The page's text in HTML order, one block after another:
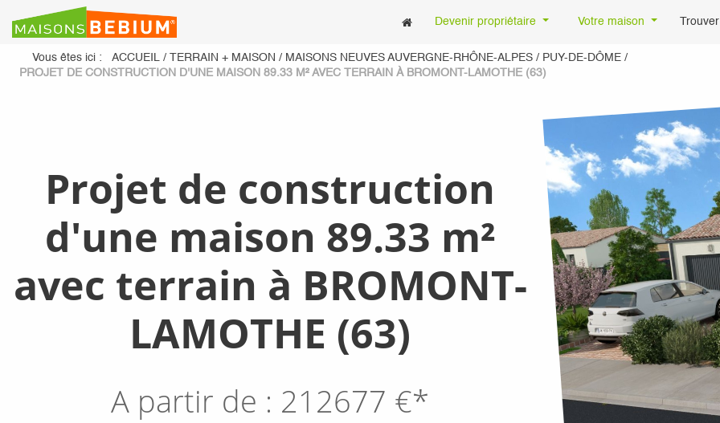
Devenir propriétaire Votre maison
Vous êtes ici : ACCUEIL / TERRAIN + MAISON / MAISONS NEUVES AUVERGNE-RHÔNE-ALPES / PUY-DE-DÔME /
PROJET DE CONSTRUCTION D'UNE MAISON 89.33 M² AVEC TERRAIN À BROMONT-LAMOTHE (63)
Projet de construction
d'une maison 89.33 m²
avec terrain à BROMONT-
LAMOTHE (63)
A partir de : 212677 €*